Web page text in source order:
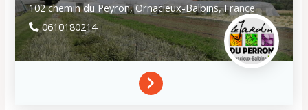
102 chemin du Peyron,Ornacieux-Balbins,France
0610180214